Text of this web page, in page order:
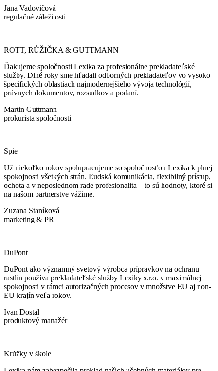
Jana Vadovičová
regulačné záležitosti
ROTT, RŮŽIČKA & GUTTMANN
Ďakujeme spoločnosti Lexika za profesionálne prekladateľské
služby. Dlhé roky sme hľadali odborných prekladateľov vo vysoko
špecifických oblastiach najmodernejšieho vývoja technológií,
právnych dokumentov, rozsudkov a podaní.
Martin Guttmann
prokurista spoločnosti
Spie
Už niekoľko rokov spolupracujeme so spoločnosťou Lexika k plnej
spokojnosti všetkých strán. Ľudská komunikácia, flexibilný prístup,
ochota a v neposlednom rade profesionalita – to sú hodnoty, ktoré si
na našom partnerstve vážime.
Zuzana Staníková
marketing & PR
DuPont
DuPont ako významný svetový výrobca prípravkov na ochranu
rastlín používa prekladateľské služby Lexiky s.r.o. v maximálnej
spokojnosti v rámci autorizačných procesov v množstve EU aj non-
EU krajín veľa rokov.
Ivan Dostál
produktový manažér
Krúžky v škole